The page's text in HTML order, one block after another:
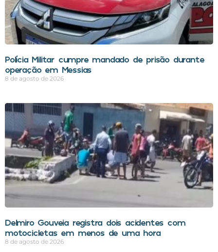
Polícia Militar cumpre mandado de prisão durante
operação em Messias
8 de agosto de 2026
Delmiro Gouveia registra dois acidentes com
motocicletas em menos de uma hora
8 de agosto de 2026